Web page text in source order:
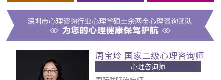
周宝玲 国家二级心理咨询师
心理咨询师